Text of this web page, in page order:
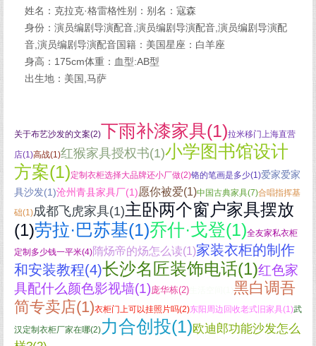
姓名：克拉克·格雷格性别：别名：寇森
身份：演员编剧导演配音,演员编剧导演配音,演员编剧导演配
音,演员编剧导演配音国籍：美国星座：白羊座
身高：175cm体重：血型:AB型
出生地：美国,马萨
关于布艺沙发的文案(2)下雨补漆家具(1)拉米移门上海直营
店(1)高战(1)红猴家具授权书(1)小学图书馆设计
方案(1)定制衣柜选择大品牌还小厂做(2)铬的笔画是多少(1)爱家爱家
具沙发(1)沧州青县家具厂(1)愿你被爱(1)中国古典家具(7)合唱指挥基
础(1)成都飞虎家具(1)主卧两个窗户家具摆放
(1)劳拉·巴苏基(1)乔什·戈登(1)全友家私衣柜
定制多少钱一平米(4)隋炀帝的炀怎么读(1)家装衣柜的制作
和安装教程(4)长沙名匠装饰电话(1)红色家
具配什么颜色影视墙(1)庞华栋(2)
黑白调吾
简专卖店(1)衣柜门上可以挂照片吗(2)东阳周边回收老式旧家具(1)武
汉定制衣柜厂家在哪(2)力合创投(1)欧迪郎功能沙发怎么